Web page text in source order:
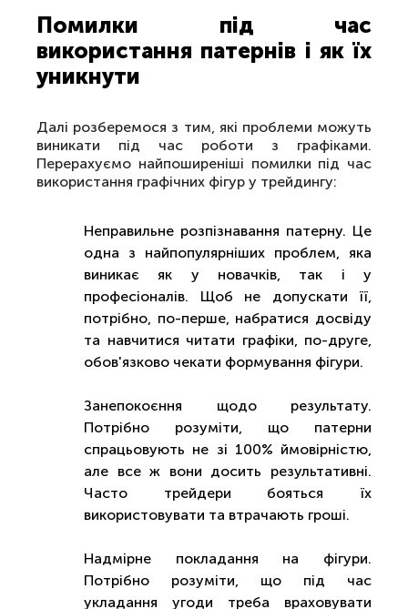
Помилки під час
використання патернів і як їх
уникнути
Далі розберемося з тим, які проблеми можуть
виникати під час роботи з графіками.
Перерахуємо найпоширеніші помилки під час
використання графічних фігур у трейдингу:
Неправильне розпізнавання патерну. Це
одна з найпопулярніших проблем, яка
виникає як у новачків, так і у
професіоналів. Щоб не допускати її,
потрібно, по-перше, набратися досвіду
та навчитися читати графіки, по-друге,
обов'язково чекати формування фігури.
Занепокоєння щодо результату.
Потрібно розуміти, що патерни
спрацьовують не зі 100% ймовірністю,
але все ж вони досить результативні.
Часто трейдери бояться їх
використовувати та втрачають гроші.
Надмірне покладання на фігури.
Потрібно розуміти, що під час
укладання угоди треба враховувати